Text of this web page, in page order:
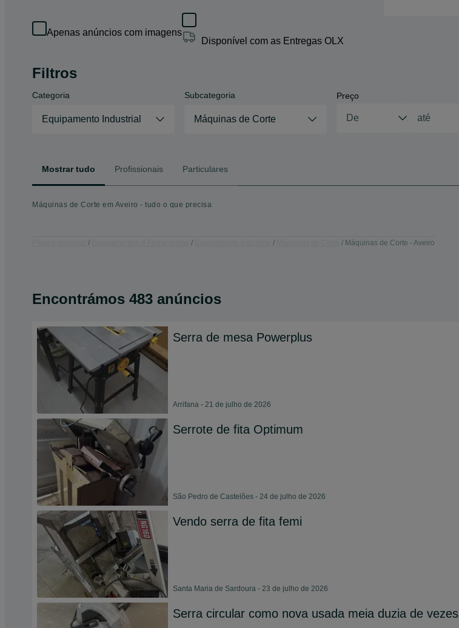
Apenas anúncios com imagens
Disponível com as Entregas OLX
Filtros
Categoria
Equipamento Industrial
Subcategoria
Máquinas de Corte
Preço
Mostrar tudo Profissionais Particulares
Máquinas de Corte em Aveiro - tudo o que precisa
Máquinas de Corte - Aveiro
Encontrámos 483 anúncios
Serra de mesa Powerplus
Arrifana - 21 de julho de 2026
Serrote de fita Optimum
São Pedro de Castelões - 24 de julho de 2026
Vendo serra de fita femi
Santa Maria de Sardoura - 23 de julho de 2026
Serra circular como nova usada meia duzia de vezes